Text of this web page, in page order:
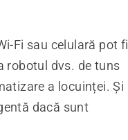
Fi sau celulară pot fi
robotul dvs. de tuns
a locuinței. Și
dacă sunt